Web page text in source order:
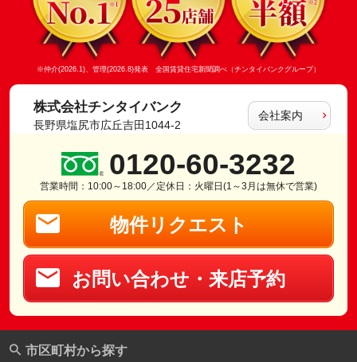
※仲介(2026.1)、管理(2026.8)発表 全国賃貸住宅新聞調べ（チンタイバンクグループ）
株式会社チンタイバンク
長野県塩尻市広丘吉田1044-2
会社案内
0120-60-3232
営業時間：10:00～18:00／定休日：火曜日(1～3月は無休で営業)
物件リクエスト
お問い合わせ・来店予約
市区町村から探す